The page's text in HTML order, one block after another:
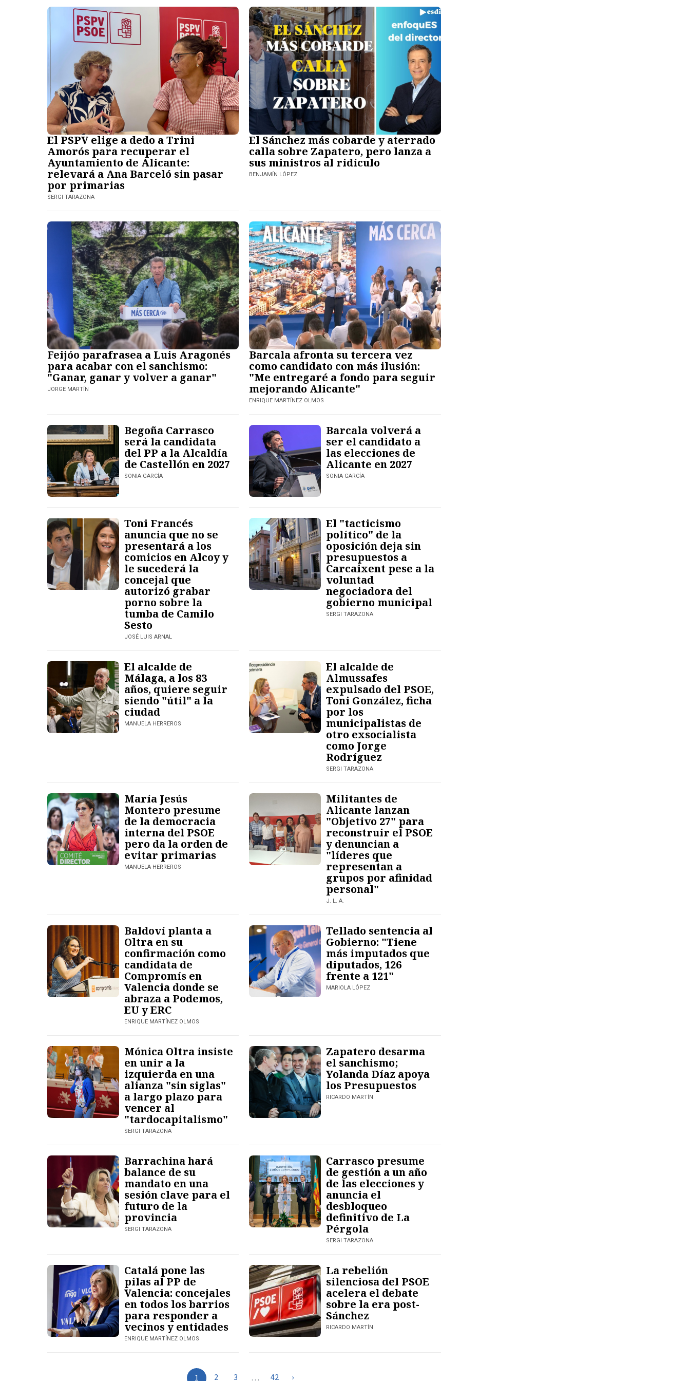
El PSPV elige a dedo a Trini
Amorós para recuperar el
Ayuntamiento de Alicante:
relevará a Ana Barceló sin pasar
por primarias
SERGI TARAZONA
El Sánchez más cobarde y aterrado
calla sobre Zapatero, pero lanza a
sus ministros al ridículo
BENJAMÍN LÓPEZ
Feijóo parafrasea a Luis Aragonés
para acabar con el sanchismo:
"Ganar, ganar y volver a ganar"
JORGE MARTÍN
Barcala afronta su tercera vez
como candidato con más ilusión:
"Me entregaré a fondo para seguir
mejorando Alicante"
ENRIQUE MARTÍNEZ OLMOS
Begoña Carrasco
será la candidata
del PP a la Alcaldía
de Castellón en 2027
SONIA GARCÍA
Barcala volverá a
ser el candidato a
las elecciones de
Alicante en 2027
SONIA GARCÍA
Toni Francés
anuncia que no se
presentará a los
comicios en Alcoy y
le sucederá la
concejal que
autorizó grabar
porno sobre la
tumba de Camilo
Sesto
JOSÉ LUIS ARNAL
El "tacticismo
político" de la
oposición deja sin
presupuestos a
Carcaixent pese a la
voluntad
negociadora del
gobierno municipal
SERGI TARAZONA
El alcalde de
Málaga, a los 83
años, quiere seguir
siendo "útil" a la
ciudad
MANUELA HERREROS
El alcalde de
Almussafes
expulsado del PSOE,
Toni González, ficha
por los
municipalistas de
otro exsocialista
como Jorge
Rodríguez
SERGI TARAZONA
María Jesús
Montero presume
de la democracia
interna del PSOE
pero da la orden de
evitar primarias
MANUELA HERREROS
Militantes de
Alicante lanzan
"Objetivo 27" para
reconstruir el PSOE
y denuncian a
"líderes que
representan a
grupos por afinidad
personal"
J. L. A.
Baldoví planta a
Oltra en su
confirmación como
candidata de
Compromís en
Valencia donde se
abraza a Podemos,
EU y ERC
ENRIQUE MARTÍNEZ OLMOS
Tellado sentencia al
Gobierno: "Tiene
más imputados que
diputados, 126
frente a 121"
MARIOLA LÓPEZ
Mónica Oltra insiste
en unir a la
izquierda en una
alianza "sin siglas"
a largo plazo para
vencer al
"tardocapitalismo"
SERGI TARAZONA
Zapatero desarma
el sanchismo;
Yolanda Díaz apoya
los Presupuestos
RICARDO MARTÍN
Barrachina hará
balance de su
mandato en una
sesión clave para el
futuro de la
provincia
SERGI TARAZONA
Carrasco presume
de gestión a un año
de las elecciones y
anuncia el
desbloqueo
definitivo de La
Pérgola
SERGI TARAZONA
Catalá pone las
pilas al PP de
Valencia: concejales
en todos los barrios
para responder a
vecinos y entidades
ENRIQUE MARTÍNEZ OLMOS
La rebelión
silenciosa del PSOE
acelera el debate
sobre la era post-
Sánchez
RICARDO MARTÍN
1 2 3 … 42 ›